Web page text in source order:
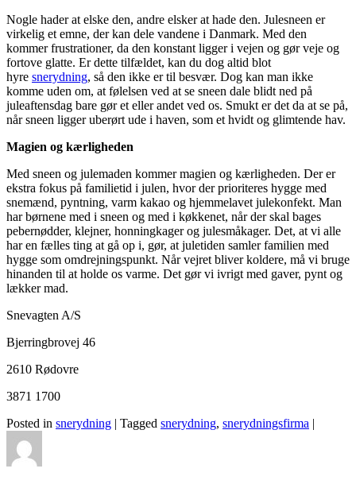
Nogle hader at elske den, andre elsker at hade den. Julesneen er
virkelig et emne, der kan dele vandene i Danmark. Med den
kommer frustrationer, da den konstant ligger i vejen og gør veje og
fortove glatte. Er dette tilfældet, kan du dog altid blot
hyre snerydning, så den ikke er til besvær. Dog kan man ikke
komme uden om, at følelsen ved at se sneen dale blidt ned på
juleaftensdag bare gør et eller andet ved os. Smukt er det da at se på,
når sneen ligger uberørt ude i haven, som et hvidt og glimtende hav.
Magien og kærligheden
Med sneen og julemaden kommer magien og kærligheden. Der er
ekstra fokus på familietid i julen, hvor der prioriteres hygge med
snemænd, pyntning, varm kakao og hjemmelavet julekonfekt. Man
har børnene med i sneen og med i køkkenet, når der skal bages
pebernødder, klejner, honningkager og julesmåkager. Det, at vi alle
har en fælles ting at gå op i, gør, at juletiden samler familien med
hygge som omdrejningspunkt. Når vejret bliver koldere, må vi bruge
hinanden til at holde os varme. Det gør vi ivrigt med gaver, pynt og
lækker mad.
Snevagten A/S
Bjerringbrovej 46
2610 Rødovre
3871 1700
Posted in snerydning | Tagged snerydning, snerydningsfirma |